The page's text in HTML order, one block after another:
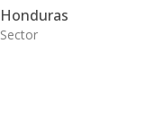
Honduras
Sector